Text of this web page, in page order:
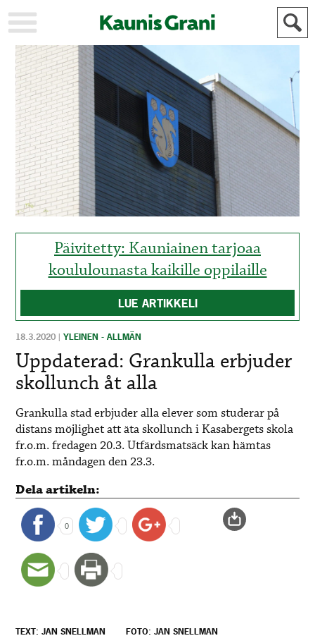
KAUPUNKI
STADEN
AJANKOHTAISTA
AKTUELLT
URHEILU
IDROTT
KULTTUURI
KULTUR
HISTORIA
HISTORIA
YLEINEN
ALLMÄN
MAINOSTAJILLE
FÖR
ANNONSÖRER
Päivitetty: Kauniainen tarjoaa
koululounasta kaikille oppilaille
LUE ARTIKKELI
18.3.2020 |YLEINEN - ALLMÄN
Uppdaterad: Grankulla erbjuder
skollunch åt alla
Grankulla stad erbjuder alla elever som studerar på
distans möjlighet att äta skollunch i Kasabergets skola
fr.o.m. fredagen 20.3. Utfärdsmatsäck kan hämtas
fr.o.m. måndagen den 23.3.
Dela artikeln:
0
TEXT: JAN SNELLMAN FOTO: JAN SNELLMAN